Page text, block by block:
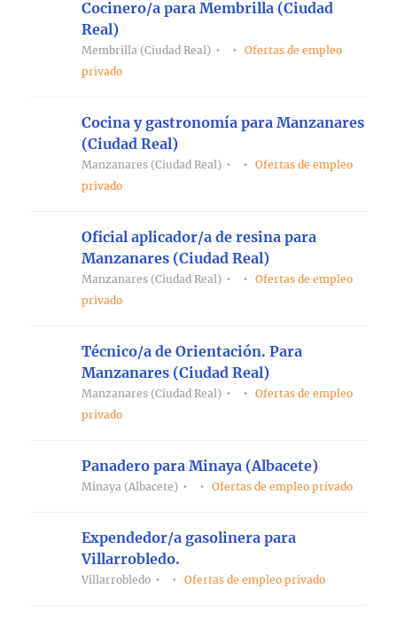
Cocinero/a para Membrilla (Ciudad
Real)
Membrilla (Ciudad Real)
Ofertas de empleo
privado
Cocina y gastronomía para Manzanares
(Ciudad Real)
Manzanares (Ciudad Real)
Ofertas de empleo
privado
Oficial aplicador/a de resina para
Manzanares (Ciudad Real)
Manzanares (Ciudad Real)
Ofertas de empleo
privado
Técnico/a de Orientación. Para
Manzanares (Ciudad Real)
Manzanares (Ciudad Real)
Ofertas de empleo
privado
Panadero para Minaya (Albacete)
Minaya (Albacete) Ofertas de empleo privado
Expendedor/a gasolinera para
Villarrobledo.
Villarrobledo Ofertas de empleo privado